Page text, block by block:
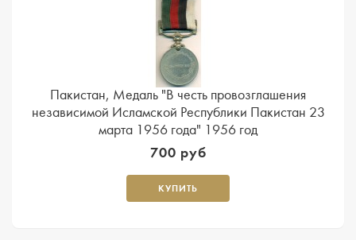
Пакистан, Медаль "В честь провозглашения
независимой Исламской Республики Пакистан 23
марта 1956 года" 1956 год
700 руб
КУПИТЬ